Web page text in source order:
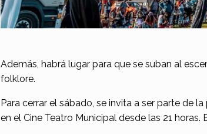
Además, habrá lugar para que se suban al
folklore.
Para cerrar el sábado, se invita a ser parte de
en el Cine Teatro Municipal desde las 21 horas.